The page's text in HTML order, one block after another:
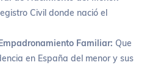
Civil donde nació el
Familiar: Que
en España del menor y sus